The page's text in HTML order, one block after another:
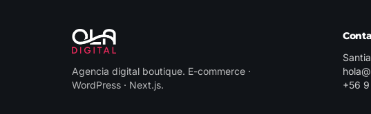
Agencia digital boutique. E-commerce ·
WordPress · Next.js.
+56